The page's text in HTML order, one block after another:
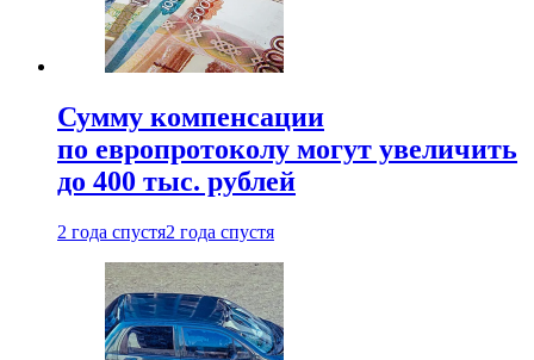
Сумму компенсации
по европротоколу могут увеличить
до 400 тыс. рублей
2 года спустя2 года спустя